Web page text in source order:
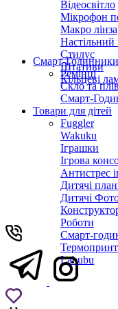
Відеосвітло
Мікрофон
Макро лінза
Настільний
Стилус
Штативи
Кільцеві
Смарт-Годинники
Ремінці
Скло та
Смарт-
Товари для дітей
Fuggler
Wakuku
Іграшки
Ігрова
Антистрес
Дитячi
Дитячі
Роботи
Смарт-
Labubu